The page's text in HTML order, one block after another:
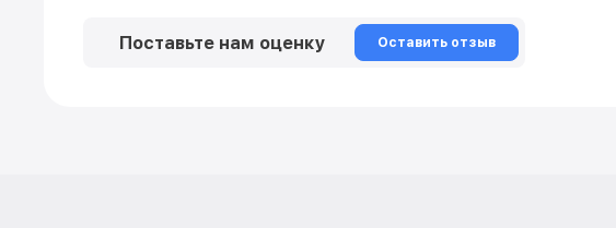
Поставьте нам оценку Оставить отзыв